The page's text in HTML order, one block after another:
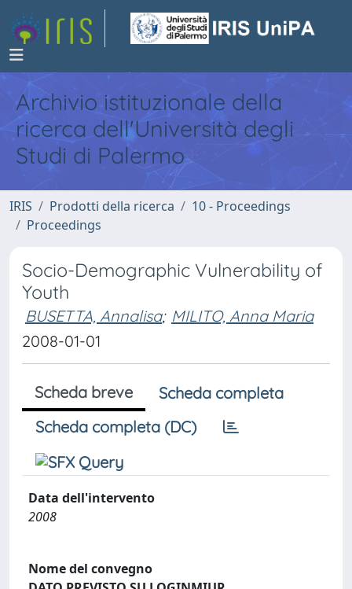
Archivio istituzionale della
ricerca dell'Università degli
Studi di Palermo
IRIS Prodotti della ricerca
10 - Proceedings
Proceedings
Socio-Demographic Vulnerability of
Youth
BUSETTA, Annalisa; MILITO, Anna Maria
2008-01-01
Scheda breve
Scheda completa
Scheda completa (DC)
Data dell'intervento
2008
Nome del convegno